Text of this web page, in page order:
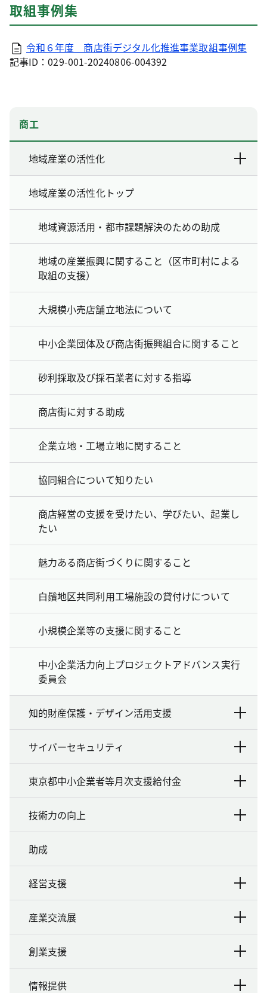
取組事例集
令和６年度 商店街デジタル化推進事業取組事例集
記事ID：029-001-20240806-004392
商工
地域産業の活性化
地域産業の活性化トップ
地域資源活用・都市課題解決のための助成
地域の産業振興に関すること（区市町村による
取組の支援）
大規模小売店舗立地法について
中小企業団体及び商店街振興組合に関すること
砂利採取及び採石業者に対する指導
商店街に対する助成
企業立地・工場立地に関すること
協同組合について知りたい
商店経営の支援を受けたい、学びたい、起業し
たい
魅力ある商店街づくりに関すること
白鬚地区共同利用工場施設の貸付けについて
小規模企業等の支援に関すること
中小企業活力向上プロジェクトアドバンス実行
委員会
知的財産保護・デザイン活用支援
サイバーセキュリティ
東京都中小企業者等月次支援給付金
技術力の向上
助成
経営支援
産業交流展
創業支援
情報提供